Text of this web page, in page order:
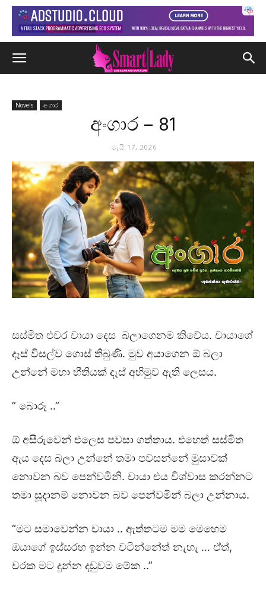
Novels අංගාර
අංගාර – 81
මැයි 17, 2026
සස්මිත එවර චායා දෙස බලාගෙනම කිවේය. චායාගේ
දෑස් විසල්ව ගොස් තිබුණි. මුව අයාගෙන ඕ බලා
උන්නේ මහා භීතියක් දෑස් අභිමුව ඇති ලෙසය.
” බොරූ ..”
ඕ අසීරුවෙන් එලෙස පවසා ගත්තාය. එහෙත් සස්මිත
ඇය දෙස බලා උන්නේ තමා පවසන්නේ මුසාවක්
නොවන බව පෙන්වමිනි. චායා එය විශ්වාස කරන්නට
තමා සූදානම් නොවන බව පෙන්වමින් බලා උන්නාය.
“මට සමාවෙන්න චායා .. ඇත්තටම මම මෙහෙම
ඔයාගේ ඉස්සරහ ඉන්න වටින්නේත් නැහැ … ඒත්,
චරක මට දුන්න දඬුවම මේක ..”